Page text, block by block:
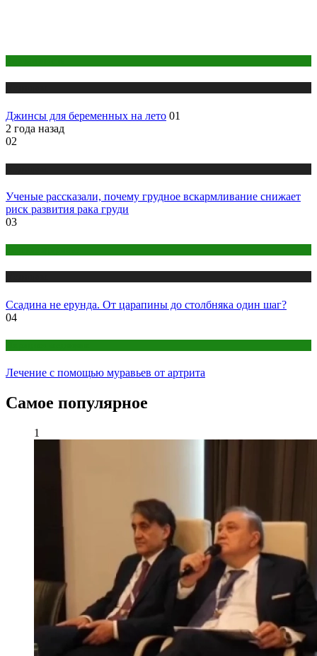
Джинсы для беременных на лето 01
2 года назад
02
Ученые рассказали, почему грудное вскармливание снижает
риск развития рака груди
03
Ссадина не ерунда. От царапины до столбняка один шаг?
04
Лечение с помощью муравьев от артрита
Самое популярное
1